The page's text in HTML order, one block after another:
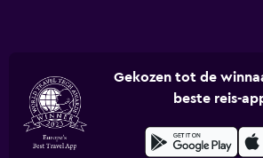
Gekozen tot de
beste reis-